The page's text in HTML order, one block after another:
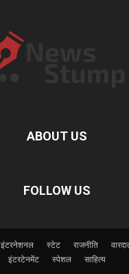
ABOUT US
FOLLOW US
इंटरनेशनल स्टेट राजनीति
इंटरटेनमेंट
स्पेशल साहित्य